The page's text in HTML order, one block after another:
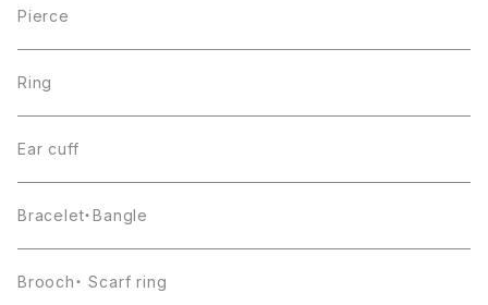
Pierce
Ring
Ear cuff
Bracelet・Bangle
Brooch・ Scarf ring